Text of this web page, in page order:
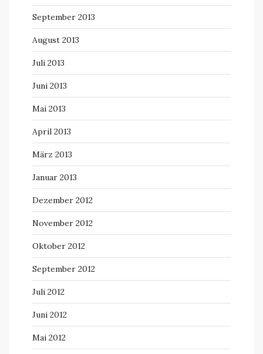
September 2013
August 2013
Juli 2013
Juni 2013
Mai 2013
April 2013
März 2013
Januar 2013
Dezember 2012
November 2012
Oktober 2012
September 2012
Juli 2012
Juni 2012
Mai 2012